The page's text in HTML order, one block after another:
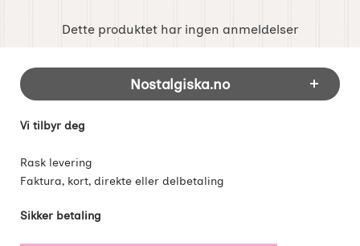
Dette produktet har ingen anmeldelser
Footer-innhold Blandet informasjon og
Nostalgiska.no
Vi tilbyr deg
Rask levering
Faktura, kort, direkte eller delbetaling
Sikker betaling